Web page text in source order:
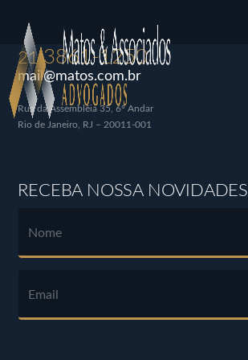
213861-1250
mail@matos.com.br
Rua da Assembléia 35, 6º Andar
Rio de Janeiro, RJ – 20011-001
RECEBA NOSSA NOVIDADES